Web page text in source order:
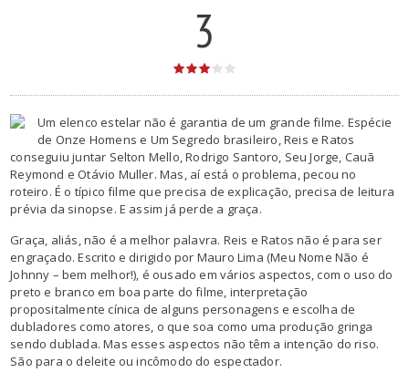
3
Um elenco estelar não é garantia de um grande filme. Espécie
de Onze Homens e Um Segredo brasileiro, Reis e Ratos
conseguiu juntar Selton Mello, Rodrigo Santoro, Seu Jorge, Cauã
Reymond e Otávio Muller. Mas, aí está o problema, pecou no
roteiro. É o típico filme que precisa de explicação, precisa de leitura
prévia da sinopse. E assim já perde a graça.
Graça, aliás, não é a melhor palavra. Reis e Ratos não é para ser
engraçado. Escrito e dirigido por Mauro Lima (Meu Nome Não é
Johnny – bem melhor!), é ousado em vários aspectos, com o uso do
preto e branco em boa parte do filme, interpretação
propositalmente cínica de alguns personagens e escolha de
dubladores como atores, o que soa como uma produção gringa
sendo dublada. Mas esses aspectos não têm a intenção do riso.
São para o deleite ou incômodo do espectador.